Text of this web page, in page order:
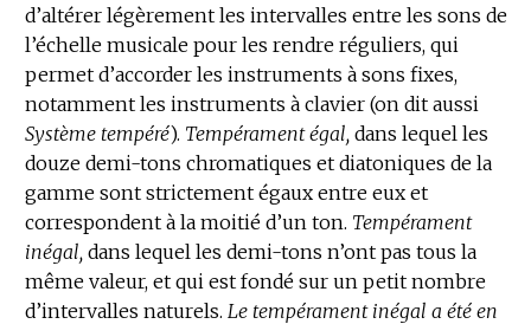
:
DE
DOMAINE
:
d’altérer légèrement les intervalles entre les sons de
l’échelle musicale pour les rendre réguliers, qui
permet d’accorder les instruments à sons fixes,
notamment les instruments à clavier (on dit aussi
Système tempéré). Tempérament égal, dans lequel les
douze demi-tons chromatiques et diatoniques de la
gamme sont strictement égaux entre eux et
correspondent à la moitié d’un ton. Tempérament
inégal, dans lequel les demi-tons n’ont pas tous la
même valeur, et qui est fondé sur un petit nombre
d’intervalles naturels. Le tempérament inégal a été en